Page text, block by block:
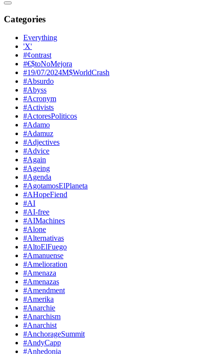
Categories
Everything
'X'
#¢ontrast
#€$toNoMejora
#19/07/2024M$WorldCrash
#Absurdo
#Abyss
#Acronym
#Activists
#ActoresPoliticos
#Adamo
#Adamuz
#Adjectives
#Advice
#Again
#Ageing
#Agenda
#AgotamosElPlaneta
#AHopeFiend
#AI
#AI-free
#AIMachines
#Alone
#Alternativas
#AltoElFuego
#Amanuense
#Amelioration
#Amenaza
#Amenazas
#Amendment
#Amerika
#Anarchie
#Anarchism
#Anarchist
#AnchorageSummit
#AndyCapp
#Anhedonia